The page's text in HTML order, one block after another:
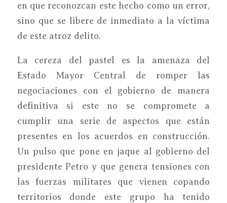
en que reconozcan este hecho como un error,
sino que se libere de inmediato a la víctima
de este atroz delito.
La cereza del pastel es la amenaza del
Estado Mayor Central de romper las
negociaciones con el gobierno de manera
definitiva si este no se compromete a
cumplir una serie de aspectos que están
presentes en los acuerdos en construcción.
Un pulso que pone en jaque al gobierno del
presidente Petro y que genera tensiones con
las fuerzas militares que vienen copando
territorios donde este grupo ha tenido